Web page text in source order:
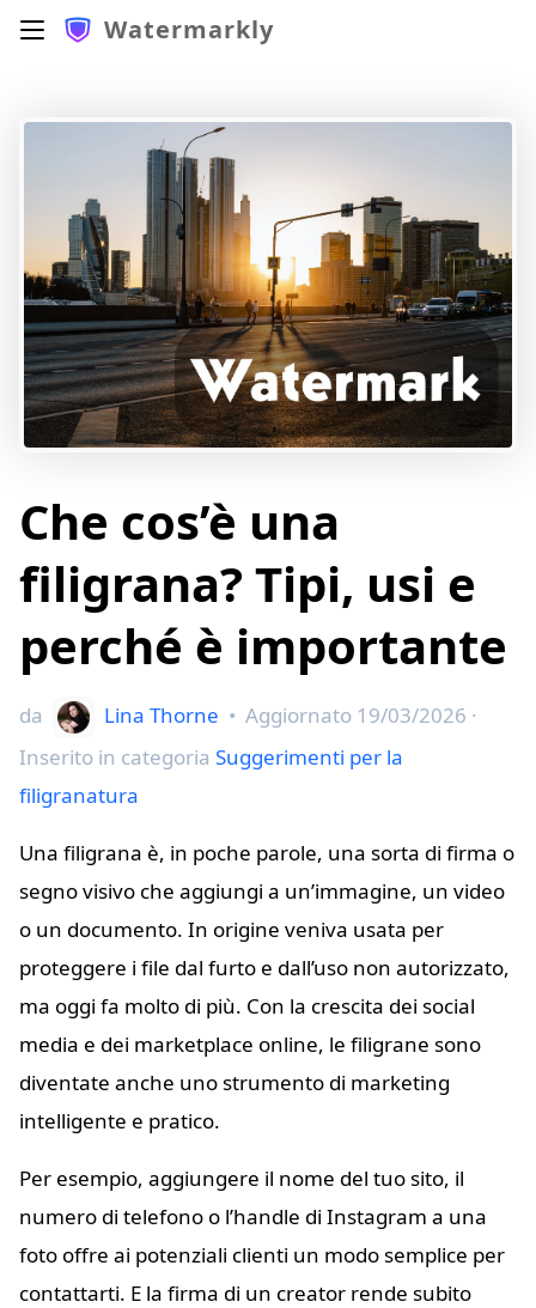
Watermarkly
Che cos’è una
filigrana? Tipi, usi e
perché è importante
da Lina Thorne • Aggiornato 19/03/2026 ·
Inserito in categoria Suggerimenti per la
filigranatura
Una filigrana è, in poche parole, una sorta di firma o
segno visivo che aggiungi a un’immagine, un video
o un documento. In origine veniva usata per
proteggere i file dal furto e dall’uso non autorizzato,
ma oggi fa molto di più. Con la crescita dei social
media e dei marketplace online, le filigrane sono
diventate anche uno strumento di marketing
intelligente e pratico.
Per esempio, aggiungere il nome del tuo sito, il
numero di telefono o l’handle di Instagram a una
foto offre ai potenziali clienti un modo semplice per
contattarti. E la firma di un creator rende subito